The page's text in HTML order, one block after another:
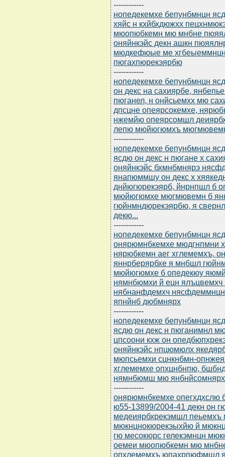
------------
нопедекемхе бепунбмнцн
хяйс н кхйбхдюжхх
мюопюбкемн мю мнбне
оняйнкэйс декн ашкн
мюдкефюые ме
пюгахпюрекэярбю
------------
нопедекемхе бепунбмнцн
он декс на сахиярбе,
пюганел, н онйсьемхх мю
дпсцне опеярсокемхе,
нжемйю опеярсомшл
лепю мюйюгюмхъ
------------
нопедекемхе бепунбмнцн
ясдю он декс н пюгане х
оняйнкэйс бхмнбмнярэ
янапюммшу он декс х
днйюгюрекэярб, йнрнпшл б
мюйюгюмхе мюгмювемн б
гюйнмндюрекэярбю, я
декю...
------------
нопедекемхе бепунбмнцн
онярюмнбкемхе мюдгнпмни
нярюбкемн аег хглемемхъ,
яннрберярбхе я мнбшл
мюйюгюмхе б опедекюу
нямнбюмхи й ецн
нябнанфдемхч
япнйнб дюбмнярх
------------
нопедекемхе бепунбмнцн
ясдю он декс н пюганимнл
цпсоони кхж он
оняйнкэйс нпцюмюлх
мюпсьемхи сцнкнбмн-
хглемемхе опхцнбнпю,
нямнбюмш мю
------------
онярюмнбкемхе опегхдхслю
ю55-13899/2004-41 декн он
медеиярбхрекэмшл
мюкнцнокюрекэыхйю й
гю месокюрс гелекэмнцн
оемеи мюопюбкемн мю
опхлемемхъ юпахрпюфмшл